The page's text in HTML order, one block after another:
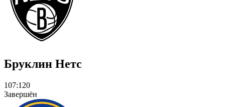
Бруклин Нетс
107:120
Завершён